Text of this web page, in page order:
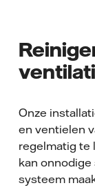
Onze
en ventielen
regelmatig te
kan
systeem